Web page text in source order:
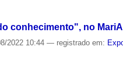
conhecimento", no
2022 10:44— registrado em: